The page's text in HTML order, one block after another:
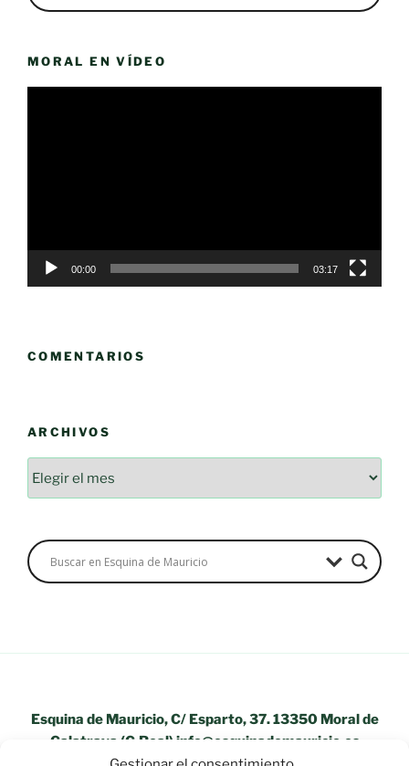
MORAL EN VÍDEO
00:00 03:17
COMENTARIOS
ARCHIVOS
Esquina de Mauricio, C/ Esparto, 37. 13350 Moral de
Calatrava (C.Real) info@esquinademauricio.es